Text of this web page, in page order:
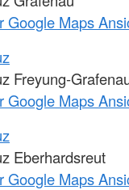
Google Maps
Freyung-
Google Maps
Eberhardsreut
Google Maps